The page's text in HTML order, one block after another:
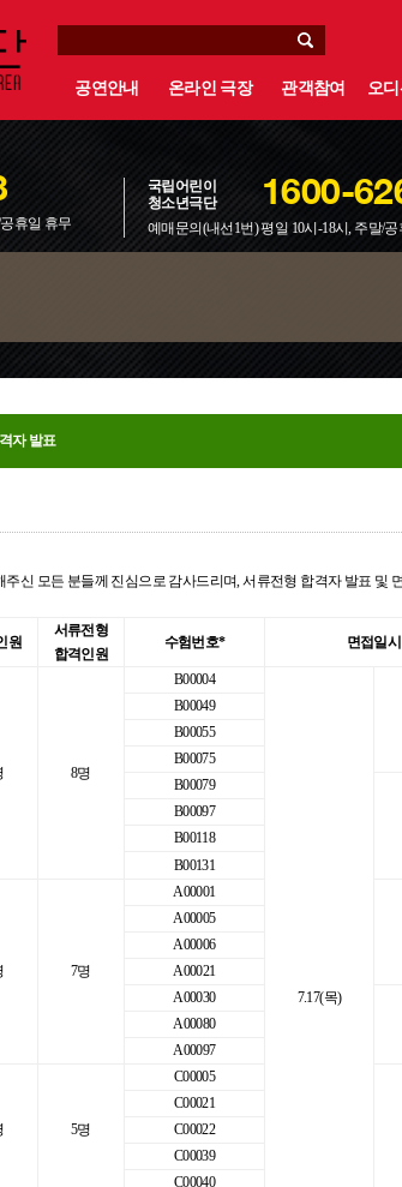
공연안내 온라인 극장 관객참여 오
휴일 휴무
국립어린이
청소년극단
1600-
예매문의(내선1번) 평일 10시-18시, 주말/
자 발표
신 모든 분들께 진심으로 감사드리며, 서류전형 합격자 발표 및
원
서류전형
합격인원
수험번호* 면접일시
8명
B00004
7.17(목)
B00049
B00055
B00075
B00079
B00097
B00118
B00131
7명
A00001
A00005
A00006
A00021
A00030
A00080
A00097
5명
C00005
C00021
C00022
C00039
C00040